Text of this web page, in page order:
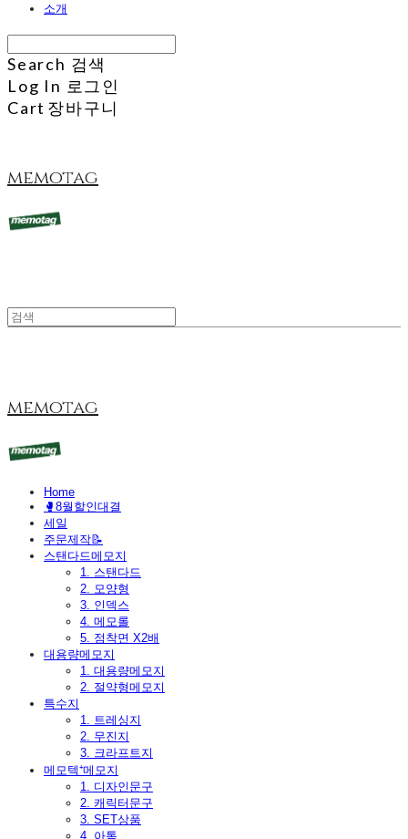
소개
Search 검색
Log In 로그인
Cart 장바구니
memotag
memotag
Home
🥊8월할인대결
세일
주문제작📝
스탠다드메모지
1. 스탠다드
2. 모양형
3. 인덱스
4. 메모롤
5. 점착면 X2배
대용량메모지
1. 대용량메모지
2. 절약형메모지
특수지
1. 트레싱지
2. 무진지
3. 크라프트지
메모텍⁺메모지
1. 디자인문구
2. 캐릭터문구
3. SET상품
4. 아톰